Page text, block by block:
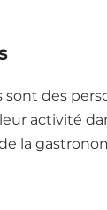
sont des
activité
la